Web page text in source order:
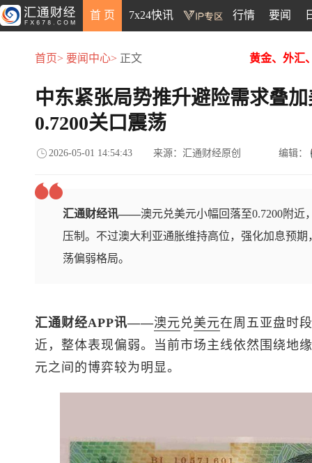
首 页 7x24快讯 行情 要闻
首页> 要闻中心> 正文 黄金、外汇
中东紧张局势推升避险需求叠
0.7200关口震荡
2026-05-01 14:54:43 来源：汇通财经原创 编辑：
汇通财经讯——澳元兑美元小幅回落至0.7200附
压制。不过澳大利亚通胀维持高位，强化加息预
荡偏弱格局。
汇通财经APP讯——澳元兑美元在周五亚盘时
近，整体表现偏弱。当前市场主线依然围绕地
元之间的博弈较为明显。